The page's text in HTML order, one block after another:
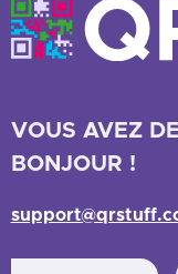
VOUS AVEZ
BONJOUR !